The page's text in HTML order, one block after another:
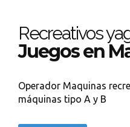
Recreativos
Juegos en
Operador Maquinas
máquinas tipo A y B